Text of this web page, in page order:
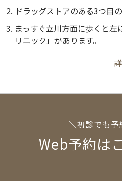
ドラッグストアのある3つ目の
まっすぐ立川方面に歩くと左
リニック」があります。
＼初診でも予
Web予約は